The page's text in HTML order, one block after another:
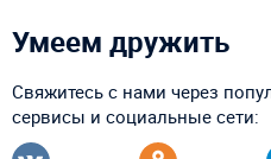
Умеем дружить
Свяжитесь с нами через
сервисы и социальные сети: